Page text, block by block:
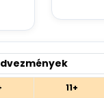
11+